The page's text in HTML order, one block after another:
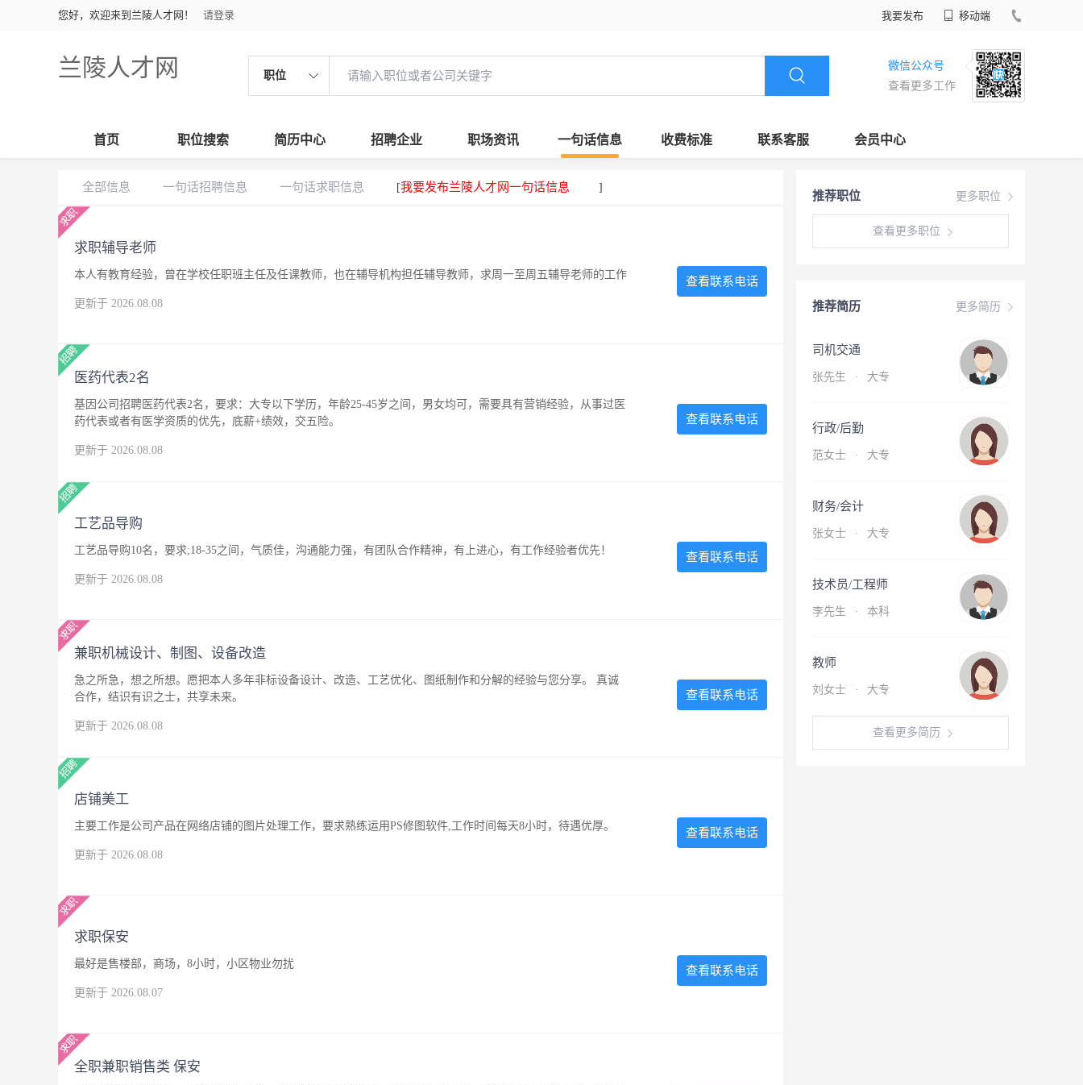
您好，欢迎来到兰陵人才网！ 请登录 我要发布 移动端
兰陵人才网 职位
微信公众号
查看更多工作
首页 职位搜索 简历中心 招聘企业 职场资讯 一句话信息 收费标准 联系客服 会员中心
更多职位
推荐职位
查看更多职位
更多简历
推荐简历
司机交通
张先生 · 大专
行政/后勤
范女士 · 大专
财务/会计
张女士 · 大专
技术员/工程师
李先生 · 本科
教师
刘女士 · 大专
查看更多简历
全部信息 一句话招聘信息 一句话求职信息 [我要发布兰陵人才网一句话信息 ]
求职辅导老师
本人有教育经验，曾在学校任职班主任及任课教师，也在辅导机构担任辅导教师，求周一至周五辅导老师的工作
更新于 2026.08.08
查看联系电话
医药代表2名
基因公司招聘医药代表2名，要求：大专以下学历，年龄25-45岁之间，男女均可，需要具有营销经验，从事过医
药代表或者有医学资质的优先，底薪+绩效，交五险。
更新于 2026.08.08
查看联系电话
工艺品导购
工艺品导购10名，要求;18-35之间，气质佳，沟通能力强，有团队合作精神，有上进心，有工作经验者优先！
更新于 2026.08.08
查看联系电话
兼职机械设计、制图、设备改造
急之所急，想之所想。愿把本人多年非标设备设计、改造、工艺优化、图纸制作和分解的经验与您分享。 真诚
合作，结识有识之士，共享未来。
更新于 2026.08.08
查看联系电话
店铺美工
主要工作是公司产品在网络店铺的图片处理工作，要求熟练运用PS修图软件,工作时间每天8小时，待遇优厚。
更新于 2026.08.08
查看联系电话
求职保安
最好是售楼部，商场，8小时，小区物业勿扰
更新于 2026.08.07
查看联系电话
全职兼职销售类 保安